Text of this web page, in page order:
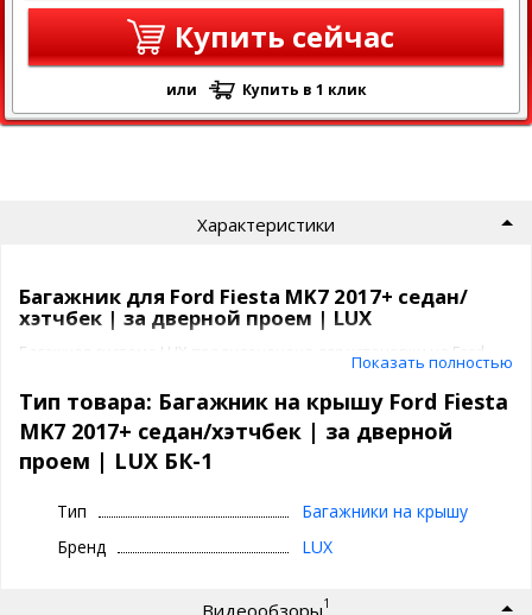
Купить сейчас
или Купить в 1 клик
Характеристики
Багажник для Ford Fiesta MK7 2017+ седан/
хэтчбек | за дверной проем | LUX
Багажная система LUX предназначена для установки на Ford
Fiesta MK7 2017+ седан/хэтчбек | за дверной проем на крышу
автомобиля.
Крепежные элементы жестко фиксируют багажник в
необходимом положении. Для предотвращения повреждения
лакокрасочного слоя крыши, крепежные элементы покрыты
специальным полиуретановым составом.
Багажник ЛЮКС представляет собой
2 поперечины
4 адаптера под ваш авто
Поперечины багажника ЛЮКС представлены в 3 вариантах
Показать полностью
Тип товара: Багажник на крышу Ford Fiesta
MK7 2017+ седан/хэтчбек | за дверной
проем | LUX БК-1
Тип
Багажники на крышу
Бренд
LUX
Видеообзоры1